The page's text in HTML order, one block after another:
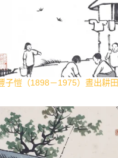
子愷（1898－1975）晝出耕田